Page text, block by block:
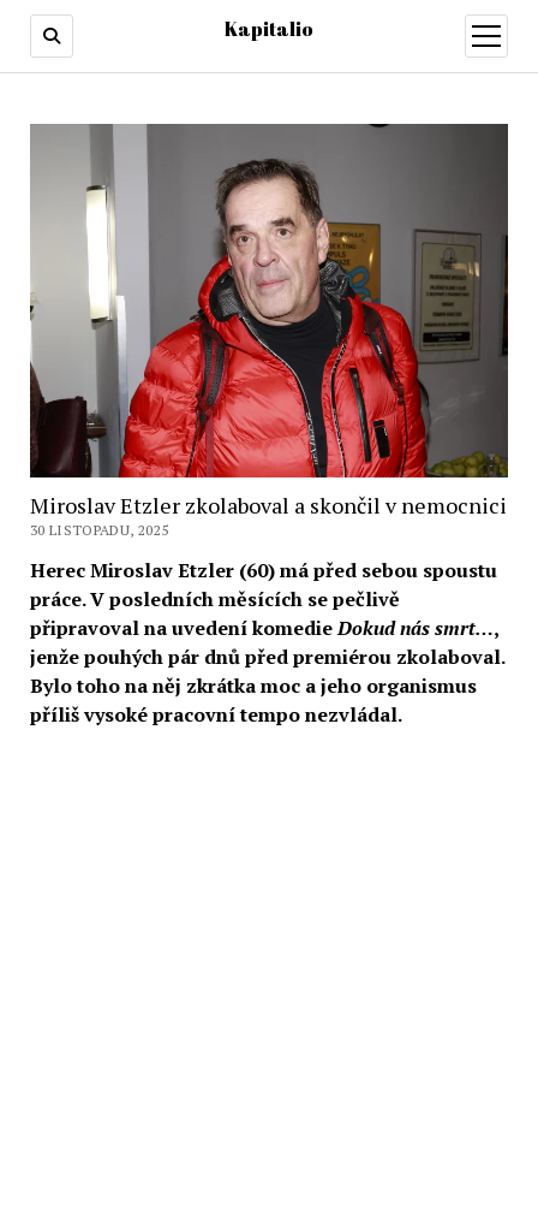
Kapitalio
otevřít
menu
Miroslav Etzler zkolaboval a skončil v nemocnici
30 LISTOPADU, 2025
Herec Miroslav Etzler (60) má před sebou spoustu
práce. V posledních měsících se pečlivě
připravoval na uvedení komedieDokud nás smrt…,
jenže pouhých pár dnů před premiérou zkolaboval.
Bylo toho na něj zkrátka moc a jeho organismus
příliš vysoké pracovní tempo nezvládal.